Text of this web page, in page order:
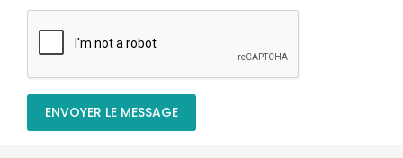
ENVOYER LE MESSAGE